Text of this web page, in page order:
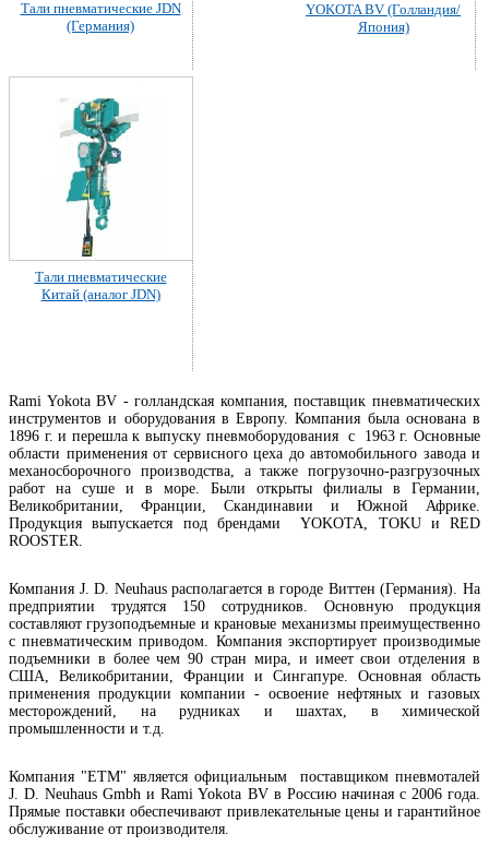
Тали пневматические JDN
(Германия)
YOKOTA BV (Голландия/
Япония)
Тали пневматические
Китай (аналог JDN)
Rami Yokota BV - голландская компания, поставщик пневматических
инструментов и оборудования в Европу. Компания была основана в
1896 г. и перешла к выпуску пневмоборудования с 1963 г. Основные
области применения от сервисного цеха до автомобильного завода и
механосборочного производства, а также погрузочно-разгрузочных
работ на суше и в море. Были открыты филиалы в Германии,
Великобритании, Франции, Скандинавии и Южной Африке.
Продукция выпускается под брендами YOKOTA, TOKU и RED
ROOSTER.
Компания J. D. Neuhaus располагается в городе Виттен (Германия). На
предприятии трудятся 150 сотрудников. Основную продукция
составляют грузоподъемные и крановые механизмы преимущественно
с пневматическим приводом. Компания экспортирует производимые
подъемники в более чем 90 стран мира, и имеет свои отделения в
США, Великобритании, Франции и Сингапуре. Основная область
применения продукции компании - освоение нефтяных и газовых
месторождений, на рудниках и шахтах, в химической
промышленности и т.д.
Компания "ЕТМ" является официальным поставщиком пневмоталей
J. D. Neuhaus Gmbh и Rami Yokota BV в Россию начиная с 2006 года.
Прямые поставки обеспечивают привлекательные цены и гарантийное
обслуживание от производителя.